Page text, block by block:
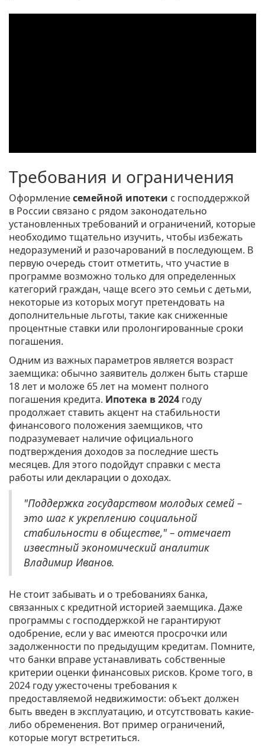
Требования и ограничения
Оформлениесемейной ипотеки с господдержкой
в России связано с рядом законодательно
установленных требований и ограничений, которые
необходимо тщательно изучить, чтобы избежать
недоразумений и разочарований в последующем. В
первую очередь стоит отметить, что участие в
программе возможно только для определенных
категорий граждан, чаще всего это семьи с детьми,
некоторые из которых могут претендовать на
дополнительные льготы, такие как сниженные
процентные ставки или пролонгированные сроки
погашения.
Одним из важных параметров является возраст
заемщика: обычно заявитель должен быть старше
18 лет и моложе 65 лет на момент полного
погашения кредита. Ипотека в 2024 году
продолжает ставить акцент на стабильности
финансового положения заемщиков, что
подразумевает наличие официального
подтверждения доходов за последние шесть
месяцев. Для этого подойдут справки с места
работы или декларации о доходах.
"Поддержка государством молодых семей –
это шаг к укреплению социальной
стабильности в обществе," – отмечает
известный экономический аналитик
Владимир Иванов.
Не стоит забывать и о требованиях банка,
связанных с кредитной историей заемщика. Даже
программы с господдержкой не гарантируют
одобрение, если у вас имеются просрочки или
задолженности по предыдущим кредитам. Помните,
что банки вправе устанавливать собственные
критерии оценки финансовых рисков. Кроме того, в
2024 году ужесточены требования к
предоставляемой недвижимости: объект должен
быть введен в эксплуатацию, и отсутствовать какие-
либо обременения. Вот пример ограничений,
которые могут встретиться.